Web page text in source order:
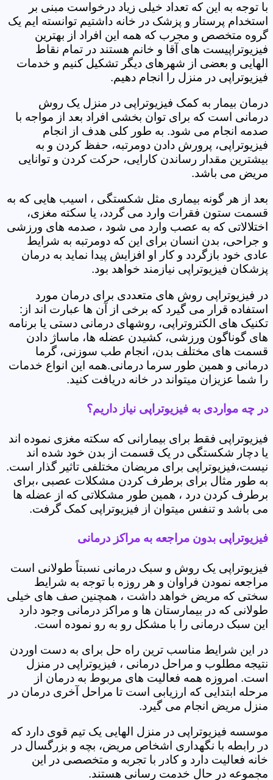
با توجه به این که تعداد خیلی زیاد درخواست مبنی بر
استخدام پرستار و پزشک در خانه داشتیم توانسته ایم یک
گروه متخصص و مجرب که همه این افراد از بهترین
فیزیوتراپیست های آقا و خانم هستند در تمام نقاط
الهایی و بعضی از شهرهای دیگر تشکیل کنیم و خدمات
فیزیوتراپی در منزل را انجام دهیم.
درمان بیمار به کمک فیزیوتراپی در منزل یک روش
درمانی است که برای توان بخشی افراد بعد از مواجه با
صدمه انجام می شود. به طور کلی هدف از انجام
فیزیوتراپی، پرورش دادن دومرتبه، حفظ کردن و به
بیشترین مقدار رساندن کارایی، حرکت کردن و توانایی
مریض می باشد.
بعد از هر گونه بیماری مثل شکستگی ، اسیب هایی که به
قسمت ستون فقرات وارد می گردد، یا سکته مغزی،
اختلالاتی که به عصب وارد می شود ، صدمه های ورزشی
و جراحی، بدن انسان برای این که دومرتبه به شرایط
عادی خود بازگردد و کار او افزایش پیدا نماید به درمان
پزشکان فیزیوتراپی نیازمند خواهد بود.
در فیزیوتراپی روش های متعددی برای درمان مورد
استفاده قرار می گیرد که برخی از آن ها عبارت اند از:
تکنیک های الکتروتراپی، روشهای درمانی دستی یا برنامه
های گوناگون ورزشی، کشیدن عضله ها، ماساژ دادن
قسمت های مختلف بدن، انجام طب سوزنی، گرما
درمانی و همین طور سرما درمانی.همه این انواع خدمات
را شما عزیزان میتواند در خانه دریافت کنید.
در چه مواردی به فیزیوتراپی نیاز داریم؟
فیزیوتراپی فقط برای بیمارانی که سکته مغزی نموده اند
یا دچار شکستگی در یک قسمت از بدن خود شده اند
نیست،فیزیوتراپی برای مریضان مختلفی تاثیر گذار است.
به طور مثال برای برطرف کردن مشکلات عصبی ،برای
برطرف کردن درد ، همین طور مشکلاتی که از عضله ها
می باشد و تنفس میتوان از فیزیوتراپی کمک گرفت.
فیزیوتراپی بدون مراجعه به مراکز درمانی
فیزیوتراپی یک روش و سبک درمانی نسبتاً طولانی است
مراجعه نمودن فراوان و هر روزه با توجه به شرایط
سختی که مریض خواهد داشت ، همچنین صف های خیلی
طولانی که در بیمارستان ها و مراکز درمانی وجود دارد
این سبک درمانی را با مشکل رو به رو نموده است.
در این شرایط مناسب ترین راه حل برای به دست اوردن
نتیجه مطلوب و مراحل درمانی ، فیزیوتراپی در منزل
است. امروزه همه فعالیت های مربوط به درمان از
مرحله ابتدایی که ارزیابی است تا مراحل آخری درمان در
منزل مریض انجام می گیرد.
موسسه فیزیوتراپی در منزل الهایی یک تیم قوی دارد که
در رابطه با نگهداری اشخاص مریض، بچه و بزرگسال در
خانه فعالیت دارد و کادر با تجربه و متخصصی در این
مجموعه در حال خدمت رسانی هستند.